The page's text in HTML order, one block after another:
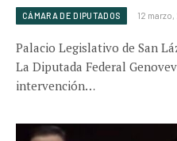
CÁMARA DE DIPUTADOS 12
Palacio Legislativo de San
La Diputada Federal
intervención…